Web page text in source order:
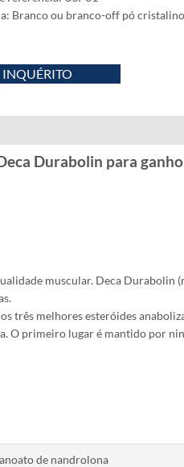
Branco ou branco-off pó cristalino
INQUÉRITO
Durabolin para
muscular. Deca Durabolin
três melhores esteróides
O primeiro lugar é mantido por
de nandrolona